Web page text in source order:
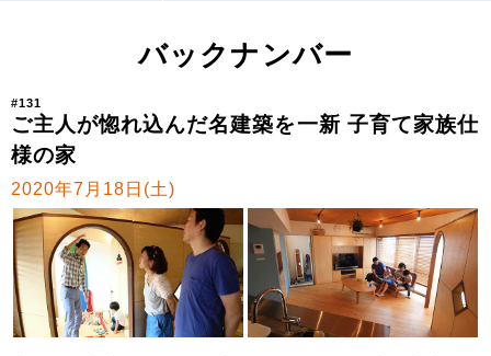
バックナンバー
#131
ご主人が惚れ込んだ名建築を一新 子育て家族仕
様の家
2020年7月18日(土)